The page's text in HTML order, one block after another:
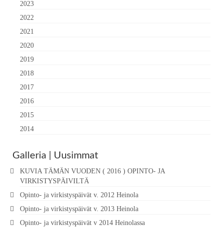
2023
2022
2021
2020
2019
2018
2017
2016
2015
2014
Galleria | Uusimmat
KUVIA TÄMÄN VUODEN ( 2016 ) OPINTO- JA
VIRKISTYSPÄIVILTÄ
Opinto- ja virkistyspäivät v. 2012 Heinola
Opinto- ja virkistyspäivät v. 2013 Heinola
Opinto- ja virkistyspäivät v 2014 Heinolassa